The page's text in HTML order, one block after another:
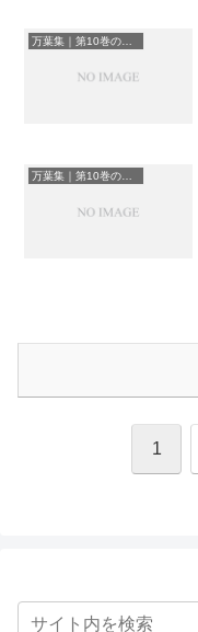
万葉集｜第10巻の和歌一覧
万葉集｜第10巻の和歌一覧
1